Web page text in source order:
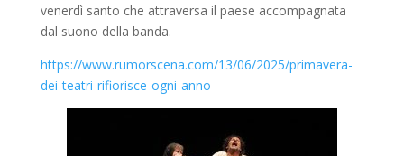
venerdì santo che attraversa il paese accompagnata
dal suono della banda.
https://www.rumorscena.com/13/06/2025/primavera-
dei-teatri-rifiorisce-ogni-anno